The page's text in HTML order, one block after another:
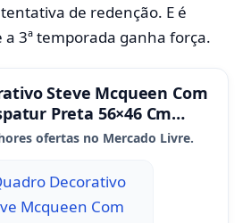
de redenção. E é
3ª temporada ganha força.
Steve Mcqueen Com
Preta 56×46 Cm…
ofertas no Mercado Livre.